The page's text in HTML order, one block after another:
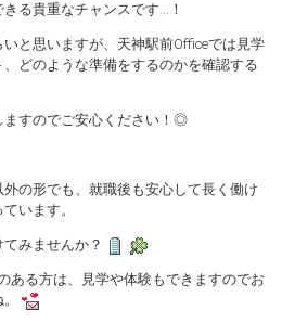
る貴重なチャンスです…！
と思いますが、天神駅前Officeでは見学
どのような準備をするのかを確認する
ますのでご安心ください！◎
の形でも、就職後も安心して長く働け
います。
みませんか？
ある方は、見学や体験もできますのでお